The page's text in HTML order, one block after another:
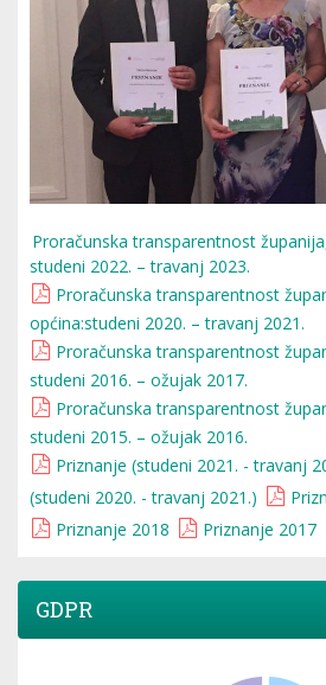
Proračunska transparentnost
studeni 2022. – travanj 2023.
Proračunska transparentnost
općina:studeni 2020. – travanj 2021.
Proračunska transparentnost
studeni 2016. – ožujak 2017.
Proračunska transparentnost
studeni 2015. – ožujak 2016.
Priznanje (studeni 2021. - travanj
(studeni 2020. - travanj 2021.)
Priznanje 2018
Priznanje 2017
GDPR